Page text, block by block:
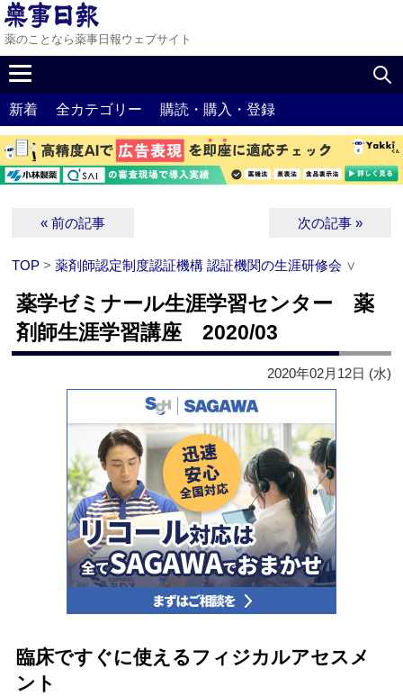
薬のことなら薬事日報ウェブサイト
新着 全カテゴリー 購読・購入・登録
« 前の記事 次の記事 »
TOP >薬剤師認定制度認証機構 認証機関の生涯研修会 ∨
薬学ゼミナール生涯学習センター 薬
剤師生涯学習講座 2020/03
2020年02月12日 (水)
臨床ですぐに使えるフィジカルアセスメ
ント